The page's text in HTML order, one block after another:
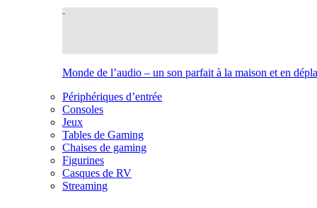
Monde de l’audio – un son parfait à la maison et en
Périphériques d’entrée
Consoles
Jeux
Tables de Gaming
Chaises de gaming
Figurines
Casques de RV
Streaming